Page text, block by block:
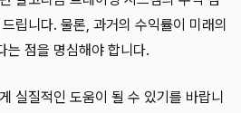
립니다. 물론, 과거의 수익률이 미래의
는 점을 명심해야 합니다.
실질적인 도움이 될 수 있기를 바랍니